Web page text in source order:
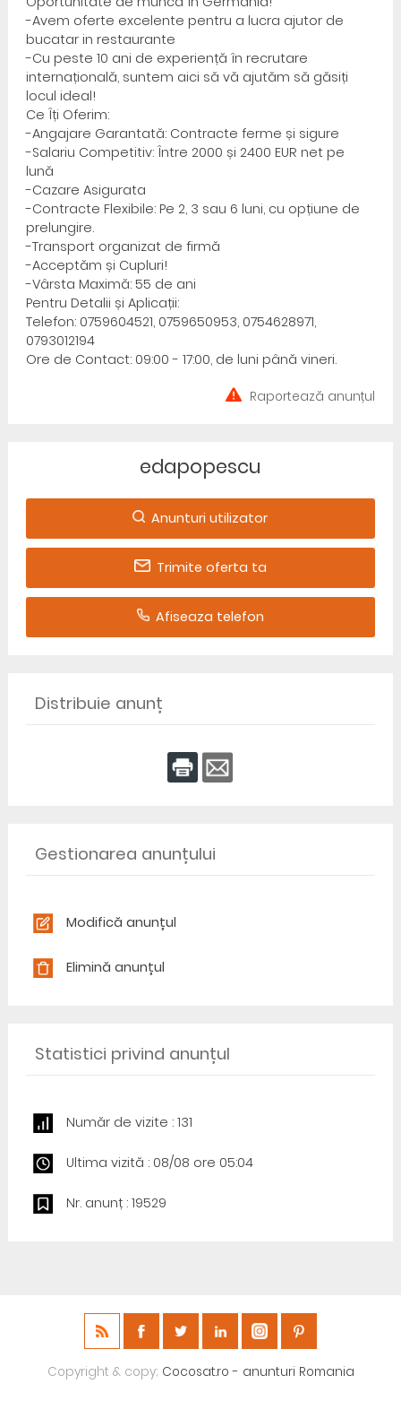
-Avem oferte excelente pentru a lucra ajutor de
bucatar in restaurante
-Cu peste 10 ani de experiență în recrutare
internațională, suntem aici să vă ajutăm să găsiți
locul ideal!
Ce Îți Oferim:
-Angajare Garantată: Contracte ferme și sigure
-Salariu Competitiv: Între 2000 și 2400 EUR net pe
lună
-Cazare Asigurata
-Contracte Flexibile: Pe 2, 3 sau 6 luni, cu opțiune de
prelungire.
-Transport organizat de firmă
-Acceptăm și Cupluri!
-Vârsta Maximă: 55 de ani
Pentru Detalii și Aplicații:
Telefon: 0759604521, 0759650953, 0754628971,
0793012194
Ore de Contact: 09:00 - 17:00, de luni până vineri.
Raportează anunțul
edapopescu
Anunturi utilizator
Trimite oferta ta
Afiseaza telefon
Distribuie anunț
Gestionarea anunțului
Modifică anunțul
Elimină anunțul
Statistici privind anunțul
Număr de vizite : 131
Ultima vizită : 08/08 ore 05:04
Nr. anunț : 19529
Copyright & copy; Cocosat.ro - anunturi Romania